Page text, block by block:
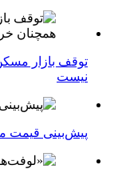
توقف بازار
نیست
پیش‌بینی قیمت